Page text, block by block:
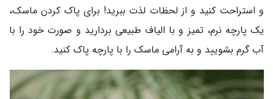
و استراحت کنید و از لحظات لذت ببرید! برای پاک کردن ماسک،
یک پارچه نرم، تمیز و با الیاف طبیعی بردارید و صورت خود را با
آب گرم بشویید و به آرامی ماسک را با پارچه پاک کنید.